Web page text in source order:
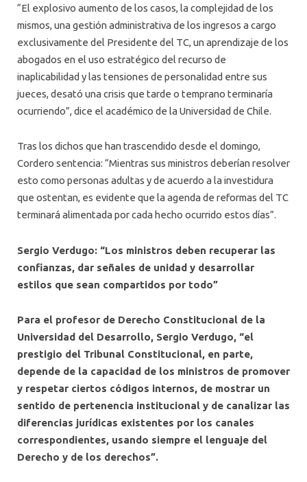
“El explosivo aumento de los casos, la complejidad de los
mismos, una gestión administrativa de los ingresos a cargo
exclusivamente del Presidente del TC, un aprendizaje de los
abogados en el uso estratégico del recurso de
inaplicabilidad y las tensiones de personalidad entre sus
jueces, desató una crisis que tarde o temprano terminaría
ocurriendo”, dice el académico de la Universidad de Chile.
Tras los dichos que han trascendido desde el domingo,
Cordero sentencia: “Mientras sus ministros deberían resolver
esto como personas adultas y de acuerdo a la investidura
que ostentan, es evidente que la agenda de reformas del TC
terminará alimentada por cada hecho ocurrido estos días”.
Sergio Verdugo: “Los ministros deben recuperar las
confianzas, dar señales de unidad y desarrollar
estilos que sean compartidos por todo”
Para el profesor de Derecho Constitucional de la
Universidad del Desarrollo, Sergio Verdugo, “el
prestigio del Tribunal Constitucional, en parte,
depende de la capacidad de los ministros de promover
y respetar ciertos códigos internos, de mostrar un
sentido de pertenencia institucional y de canalizar las
diferencias jurídicas existentes por los canales
correspondientes, usando siempre el lenguaje del
Derecho y de los derechos”.